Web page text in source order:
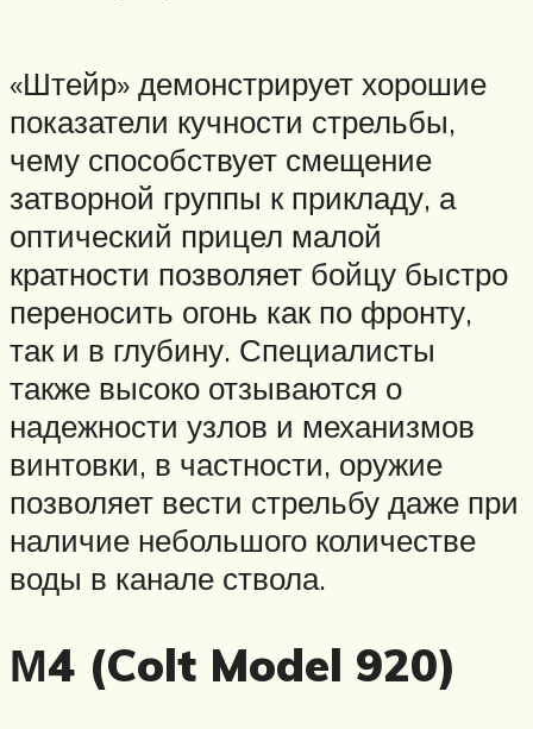
«Штейр» демонстрирует хорошие
показатели кучности стрельбы,
чему способствует смещение
затворной группы к прикладу, а
оптический прицел малой
кратности позволяет бойцу быстро
переносить огонь как по фронту,
так и в глубину. Специалисты
также высоко отзываются о
надежности узлов и механизмов
винтовки, в частности, оружие
позволяет вести стрельбу даже при
наличие небольшого количестве
воды в канале ствола.
М4 (Colt Model 920)